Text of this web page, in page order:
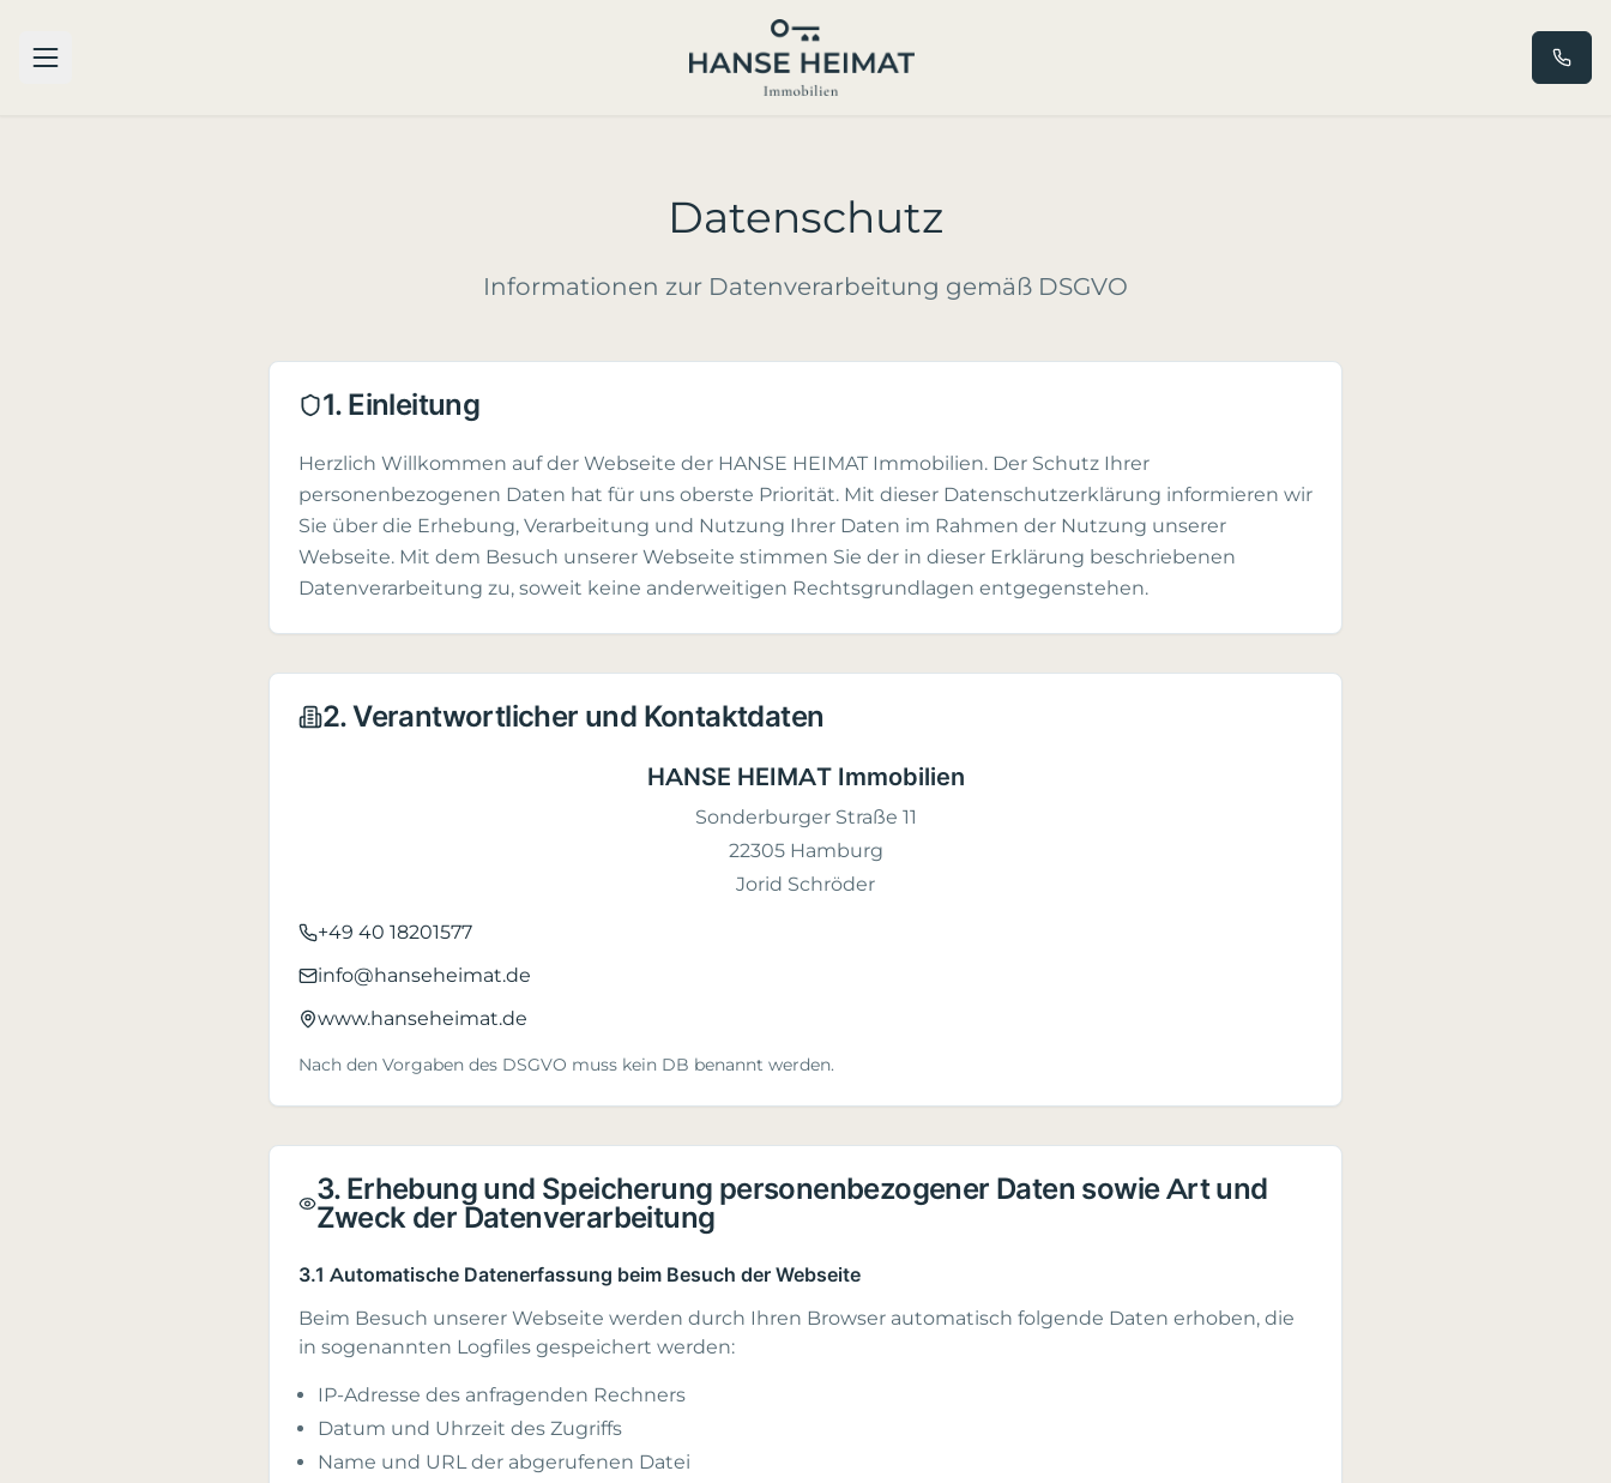
Datenschutz
Informationen zur Datenverarbeitung gemäß DSGVO
1. Einleitung
Herzlich Willkommen auf der Webseite der HANSE HEIMAT Immobilien. Der Schutz Ihrer
personenbezogenen Daten hat für uns oberste Priorität. Mit dieser Datenschutzerklärung informieren wir
Sie über die Erhebung, Verarbeitung und Nutzung Ihrer Daten im Rahmen der Nutzung unserer
Webseite. Mit dem Besuch unserer Webseite stimmen Sie der in dieser Erklärung beschriebenen
Datenverarbeitung zu, soweit keine anderweitigen Rechtsgrundlagen entgegenstehen.
2. Verantwortlicher und Kontaktdaten
HANSE HEIMAT Immobilien
Sonderburger Straße 11
22305 Hamburg
Jorid Schröder
+49 40 18201577
info@hanseheimat.de
www.hanseheimat.de
Nach den Vorgaben des DSGVO muss kein DB benannt werden.
3. Erhebung und Speicherung personenbezogener Daten sowie Art und
Zweck der Datenverarbeitung
3.1 Automatische Datenerfassung beim Besuch der Webseite
Beim Besuch unserer Webseite werden durch Ihren Browser automatisch folgende Daten erhoben, die
in sogenannten Logfiles gespeichert werden:
IP-Adresse des anfragenden Rechners
Datum und Uhrzeit des Zugriffs
Name und URL der abgerufenen Datei